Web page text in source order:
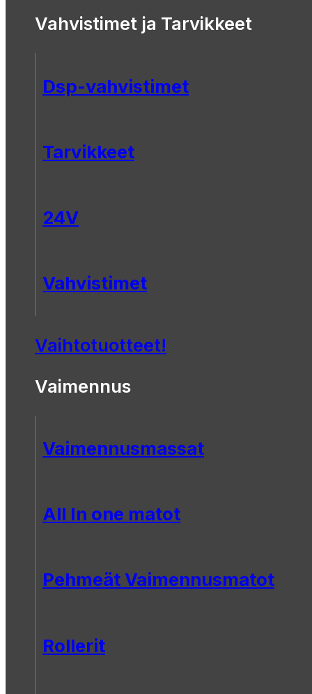
Vahvistimet ja Tarvikkeet
Dsp-vahvistimet
Tarvikkeet
24V
Vahvistimet
Vaihtotuotteet!
Vaimennus
Vaimennusmassat
All In one matot
Pehmeät Vaimennusmatot
Rollerit